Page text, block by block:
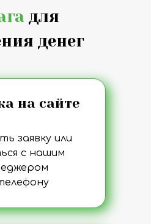
для
денег
на сайте
заявку или
с нашим